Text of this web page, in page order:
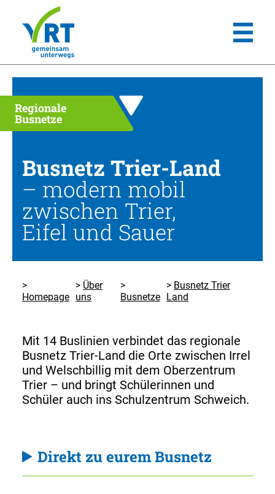
Regionale
Busnetze
Busnetz Trier-Land
– modern mobil
zwischen Trier,
Eifel und Sauer
Homepage
Über
uns
Busnetze
Busnetz Trier
Land
Mit 14 Buslinien verbindet das regionale
Busnetz Trier-Land die Orte zwischen Irrel
und Welschbillig mit dem Oberzentrum
Trier – und bringt Schülerinnen und
Schüler auch ins Schulzentrum Schweich.
Direkt zu eurem Busnetz